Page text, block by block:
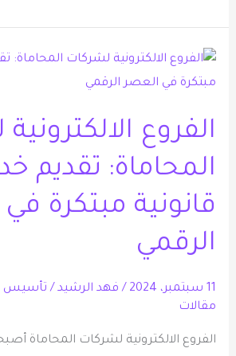
الفروع
المحاماة: تقديم
قانونية مبتكرة
الرقمي
11 سبتمبر، 2024 / فهد الرشيد/ تأسيس
مقالات
الفروع الالكترونية لشركات المحاماة
الفروع
الالكترونية
المحاماة:
تقديم
خدمات
قانونية
في
الرقمي